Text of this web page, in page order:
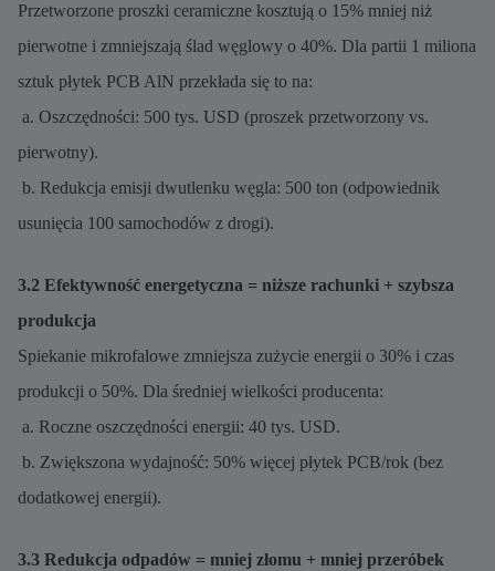
Przetworzone proszki ceramiczne kosztują o 15% mniej niż
pierwotne i zmniejszają ślad węglowy o 40%. Dla partii 1 miliona
sztuk płytek PCB AlN przekłada się to na:
a. Oszczędności: 500 tys. USD (proszek przetworzony vs.
pierwotny).
b. Redukcja emisji dwutlenku węgla: 500 ton (odpowiednik
usunięcia 100 samochodów z drogi).
3.2 Efektywność energetyczna = niższe rachunki + szybsza
produkcja
Spiekanie mikrofalowe zmniejsza zużycie energii o 30% i czas
produkcji o 50%. Dla średniej wielkości producenta:
a. Roczne oszczędności energii: 40 tys. USD.
b. Zwiększona wydajność: 50% więcej płytek PCB/rok (bez
dodatkowej energii).
3.3 Redukcja odpadów = mniej złomu + mniej przeróbek